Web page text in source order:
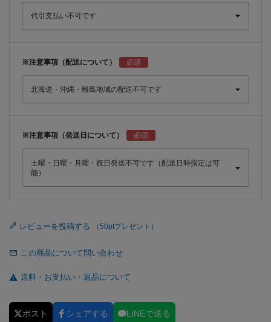
※注意事項（配送について）
※注意事項（発送日について）
レビューを投稿する
この商品について問い合わせ
送料・お支払い・返品について
ポスト シェアする LINEで送る